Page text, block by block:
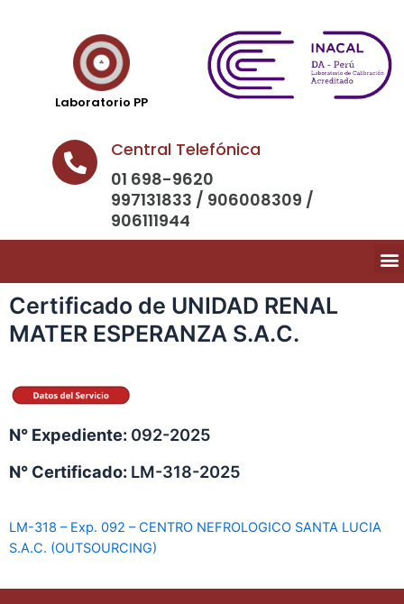
Laboratorio PP
Central Telefónica
01 698-9620
997131833 / 906008309 /
906111944
Certificado de UNIDAD RENAL
MATER ESPERANZA S.A.C.
N° Expediente: 092-2025
N° Certificado: LM-318-2025
LM-318 – Exp. 092 – CENTRO NEFROLOGICO SANTA LUCIA
S.A.C. (OUTSOURCING)